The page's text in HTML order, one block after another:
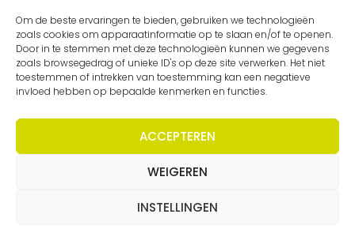
Om de beste ervaringen te bieden, gebruiken we technologieën
zoals cookies om apparaatinformatie op te slaan en/of te openen.
Door in te stemmen met deze technologieën kunnen we gegevens
zoals browsegedrag of unieke ID's op deze site verwerken. Het niet
toestemmen of intrekken van toestemming kan een negatieve
invloed hebben op bepaalde kenmerken en functies.
ACCEPTEREN
WEIGEREN
INSTELLINGEN
Voorwaarden| Privacy statement